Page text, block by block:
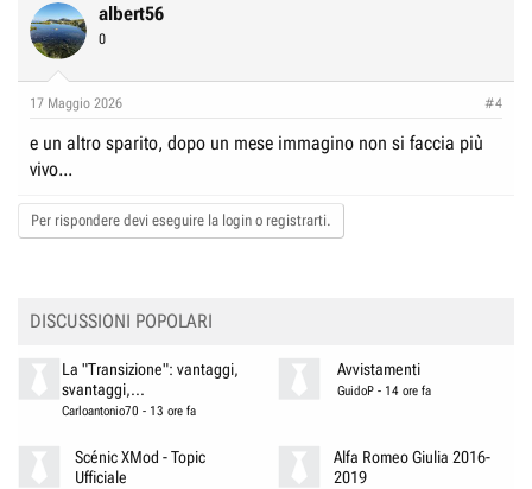
albert56
0
17 Maggio 2026 #4
e un altro sparito, dopo un mese immagino non si faccia più
vivo...
Per rispondere devi eseguire la login o registrarti.
DISCUSSIONI POPOLARI
La "Transizione": vantaggi,
svantaggi,...
Carloantonio70 - 13 ore fa
Avvistamenti
GuidoP - 14 ore fa
Scénic XMod - Topic
Ufficiale
Alfa Romeo Giulia 2016-
2019